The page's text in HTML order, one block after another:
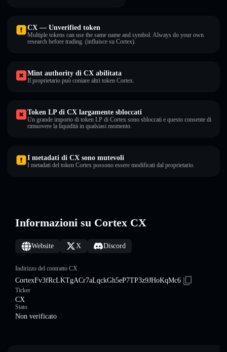
CX — Unverified token
Multiple tokens can use the same name and symbol. Always do your own
research before trading. (influisce su Cortex).
Mint authority di CX abilitata
Il proprietario può coniare altri token Cortex.
Token LP di CX largamente sbloccati
Un grande importo di token LP di Cortex sono sbloccati e questo consente di
rimuovere la liquidità in qualsiasi momento.
I metadati di CX sono mutevoli
I metadati del token Cortex possono essere modificati dal proprietario.
Informazioni su Cortex CX
Website X Discord
Indirizzo del contratto CX
CortexFv3fRcLKTgACr7aLqckGh5eP7TP3z9JHoKqMc6
Ticker
CX
Stato
Non verificato